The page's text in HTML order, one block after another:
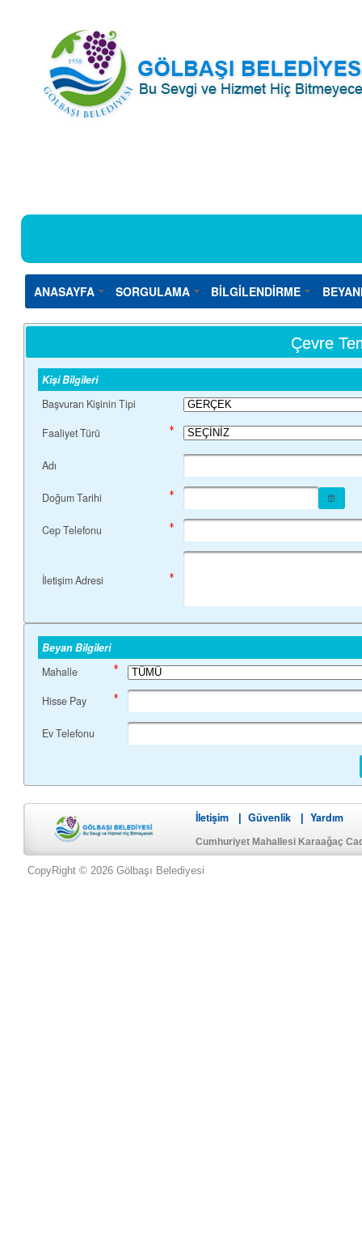
ANASAYFA SORGULAMA BİLGİLENDİRME
Çevre
Kişi Bilgileri
Başvuran Kişinin Tipi
Faaliyet Türü
Adı
Doğum Tarihi
Cep Telefonu
İletişim Adresi
Beyan Bilgileri
Mahalle
Hisse Pay
Ev Telefonu
İletişim Güvenlik Yardım
Cumhuriyet Mahallesi Karaağaç
CopyRight © 2026 Gölbaşı Belediyesi